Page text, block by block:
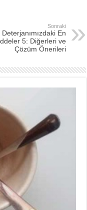
Sonraki
Deterjanımızdaki En
5: Diğerleri ve
Çözüm Önerileri